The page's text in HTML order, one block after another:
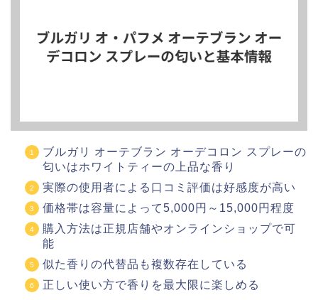
ブルガリ オーテブラン オーデコロン スプレーの
匂いはホワイトティーの上品な香り
実際の使用者による口コミ評価は好感度が高い
価格帯は容量によって5,000円～15,000円程度
購入方法は正規店舗やオンラインショップで可
能
似た香りの代替品も複数存在している
正しい使い方で香りを最大限に楽しめる